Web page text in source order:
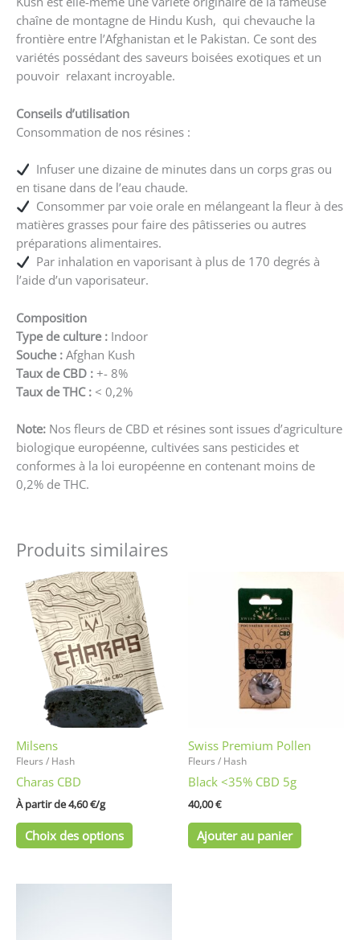
chaîne de montagne de Hindu Kush, qui chevauche la
frontière entre l’Afghanistan et le Pakistan. Ce sont des
variétés possédant des saveurs boisées exotiques et un
pouvoir relaxant incroyable.
Conseils d’utilisation
Consommation de nos résines :
Infuser une dizaine de minutes dans un corps gras ou
en tisane dans de l’eau chaude.
Consommer par voie orale en mélangeant la fleur à des
matières grasses pour faire des pâtisseries ou autres
préparations alimentaires.
Par inhalation en vaporisant à plus de 170 degrés à
l’aide d’un vaporisateur.
Composition
Type de culture : Indoor
Souche : Afghan Kush
Taux de CBD : +- 8%
Taux de THC : < 0,2%
Note: Nos fleurs de CBD et résines sont issues d’agriculture
biologique européenne, cultivées sans pesticides et
conformes à la loi européenne en contenant moins de
0,2% de THC.
Produits similaires
Milsens
Fleurs / Hash
Charas CBD
À partir de 4,60€/g
Choix des options
Ce
produit
a
plusieurs
variations.
Les
options
peuvent
être
du
Swiss Premium Pollen
Fleurs / Hash
Black <35% CBD 5g
40,00€
Ajouter au panier